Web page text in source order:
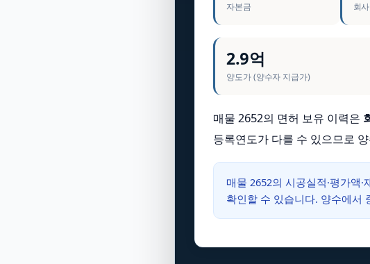
자본금 회
2.9억
양도가 (양수자 지급가)
매물 2652의 면허 보유 이력은
등록연도가 다를 수 있으므로
매물 2652의 시공실적·평가액
확인할 수 있습니다. 양수에서